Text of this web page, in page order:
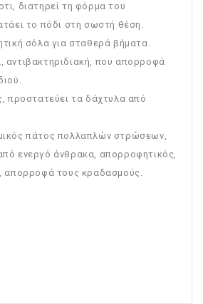
διατηρεί τη φόρμα του
το πόδι στη σωστή θέση.
σόλα για σταθερά βήματα.
που απορροφά
προστατεύει τα δάχτυλα από
πάτος πολλαπλών στρώσεων,
ενεργό άνθρακα, απορροφητικός,
απορροφά τους κραδασμούς.